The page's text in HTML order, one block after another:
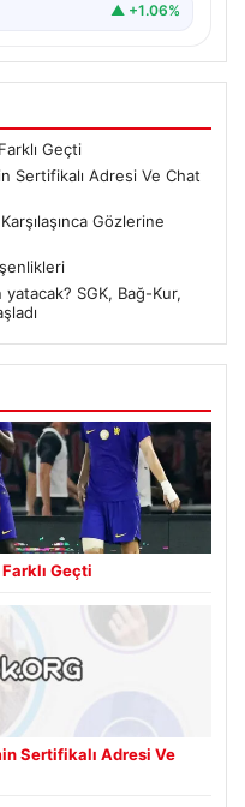
▲ +1.06%
Geçti
Sertifikalı Adresi Ve Chat
Gözlerine
SGK, Bağ-Kur,
Farklı Geçti
Sertifikalı Adresi Ve